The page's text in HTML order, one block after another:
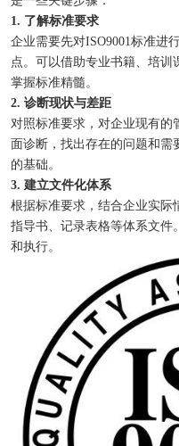
1. 了解标准要求
企业需要先对ISO9001标准进
点。可以借助专业书籍、培
掌握标准精髓。
2. 诊断现状与差距
对照标准要求，对企业现有
面诊断，找出存在的问题和需
的基础。
3. 建立文件化体系
根据标准要求，结合企业实际
指导书、记录表格等体系文件
和执行。